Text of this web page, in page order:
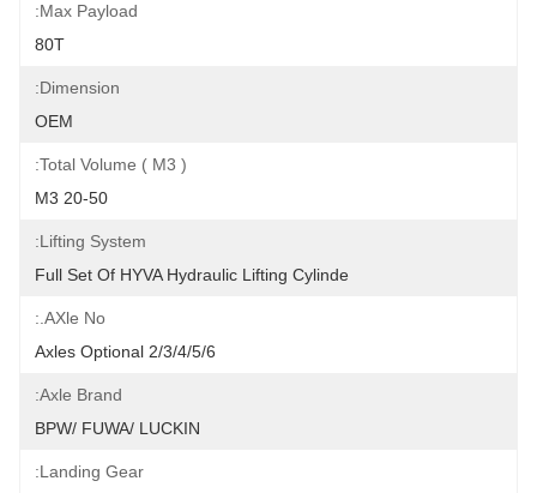
Max Payload:
80T
Dimension:
OEM
Total Volume ( M3 ):
20-50 M3
Lifting System:
Full Set Of HYVA Hydraulic Lifting Cylinde
AXle No.:
2/3/4/5/6 Axles Optional
Axle Brand:
BPW/ FUWA/ LUCKIN
Landing Gear: